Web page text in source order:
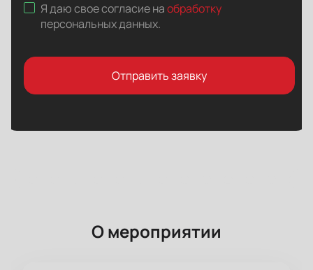
Я даю свое согласие наобработку
персональных данных.
Отправить заявку
О мероприятии